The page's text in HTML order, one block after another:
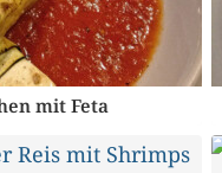
mit Feta